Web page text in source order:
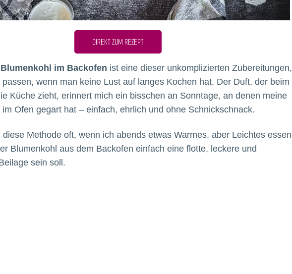
DIREKT ZUM REZEPT
Blumenkohl im Backofen ist eine dieser unkomplizierten Zubereitungen,
wenn man keine Lust auf langes Kochen hat. Der Duft, der beim
Küche zieht, erinnert mich ein bisschen an Sonntage, an denen meine
Ofen gegart hat – einfach, ehrlich und ohne Schnickschnack.
diese Methode oft, wenn ich abends etwas Warmes, aber Leichtes essen
Blumenkohl aus dem Backofen einfach eine flotte, leckere und
sein soll.